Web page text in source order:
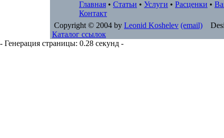
Главная • Статьи • Услуги • Расценки •
Контакт
Copyright © 2004 by Leonid Koshelev (email)
Каталог ссылок
- Генерация страницы: 0.28 секунд -